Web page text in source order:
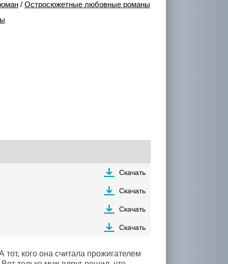
/ Остросюжетные любовные романы
Скачать
Скачать
Скачать
Скачать
кого она считала прожигателем